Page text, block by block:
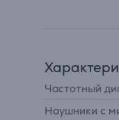
Частотный
Наушники с